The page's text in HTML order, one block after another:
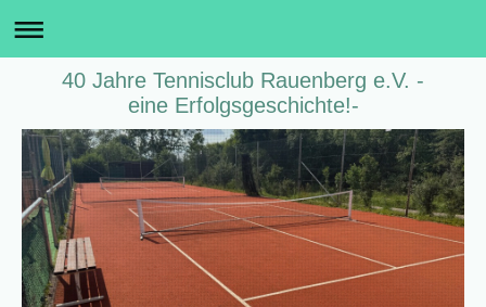
40 Jahre Tennisclub Rauenberg e.V. -
eine Erfolgsgeschichte!-